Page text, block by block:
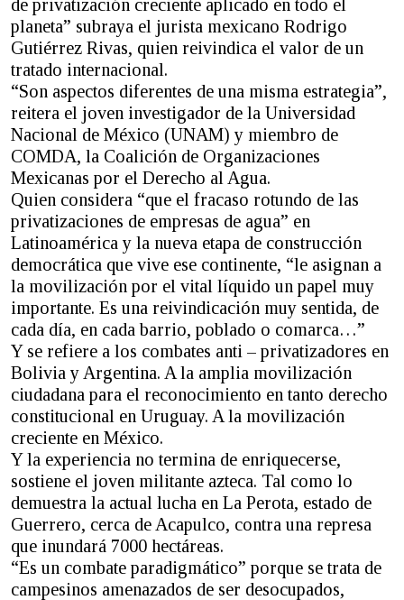
de privatización creciente aplicado en todo el
planeta” subraya el jurista mexicano Rodrigo
Gutiérrez Rivas, quien reivindica el valor de un
tratado internacional.
“Son aspectos diferentes de una misma estrategia”,
reitera el joven investigador de la Universidad
Nacional de México (UNAM) y miembro de
COMDA, la Coalición de Organizaciones
Mexicanas por el Derecho al Agua.
Quien considera “que el fracaso rotundo de las
privatizaciones de empresas de agua” en
Latinoamérica y la nueva etapa de construcción
democrática que vive ese continente, “le asignan a
la movilización por el vital líquido un papel muy
importante. Es una reivindicación muy sentida, de
cada día, en cada barrio, poblado o comarca…”
Y se refiere a los combates anti – privatizadores en
Bolivia y Argentina. A la amplia movilización
ciudadana para el reconocimiento en tanto derecho
constitucional en Uruguay. A la movilización
creciente en México.
Y la experiencia no termina de enriquecerse,
sostiene el joven militante azteca. Tal como lo
demuestra la actual lucha en La Perota, estado de
Guerrero, cerca de Acapulco, contra una represa
que inundará 7000 hectáreas.
“Es un combate paradigmático” porque se trata de
campesinos amenazados de ser desocupados,